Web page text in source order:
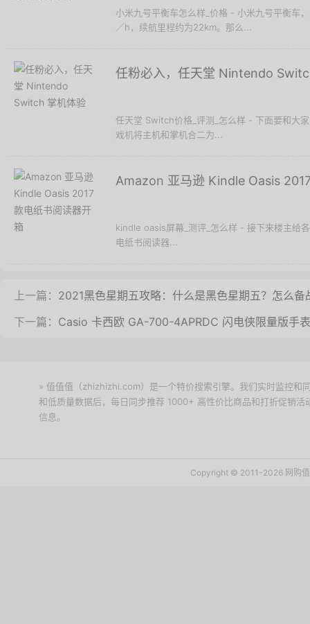
小米九号平衡车怎么样_价格 - 小米九号平衡车
／h，续航里程约为22km。那么...
任粉必入，任天堂 Nintendo
任天堂 Switch价格_评测_怎么样 - 下面要和大
戏机将主机和掌机合二为...
Amazon 亚马逊 Kindle Oasis
kindle oasis屏幕_测评_怎么样 - 接下来楼主给
电纸书阅读器...
上一篇： 2021黑色星期五攻略：什么是黑色星期五？怎么备
下一篇： Casio 卡西欧 GA-700-4APRDC 闪电侠限量版手
» 值值值（zhizhizhi.com）是一个特价搜索引擎。我们实时监控和
和低质量数据后，每日同步推荐 1000+ 高性价比商品和打折促销
信息。
Copyright © 2011-2026 网购